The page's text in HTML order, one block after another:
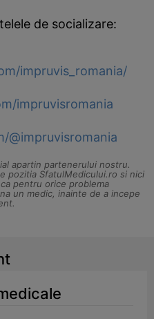
de socializare:
impruvis_romania/
impruvisromania
@impruvisromania
apartin partenerului nostru.
pozitia SfatulMedicului.ro si nici
pentru orice problema
un medic, inainte de a incepe